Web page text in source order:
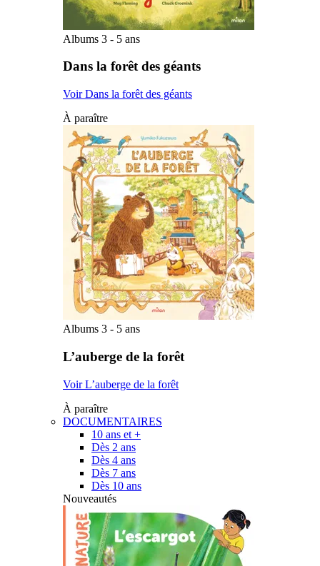
Albums 3 - 5 ans
Dans la forêt des géants
Voir Dans la forêt des géants
À paraître
Albums 3 - 5 ans
L’auberge de la forêt
Voir L’auberge de la forêt
À paraître
DOCUMENTAIRES
10 ans et +
Dès 2 ans
Dès 4 ans
Dès 7 ans
Dès 10 ans
Nouveautés